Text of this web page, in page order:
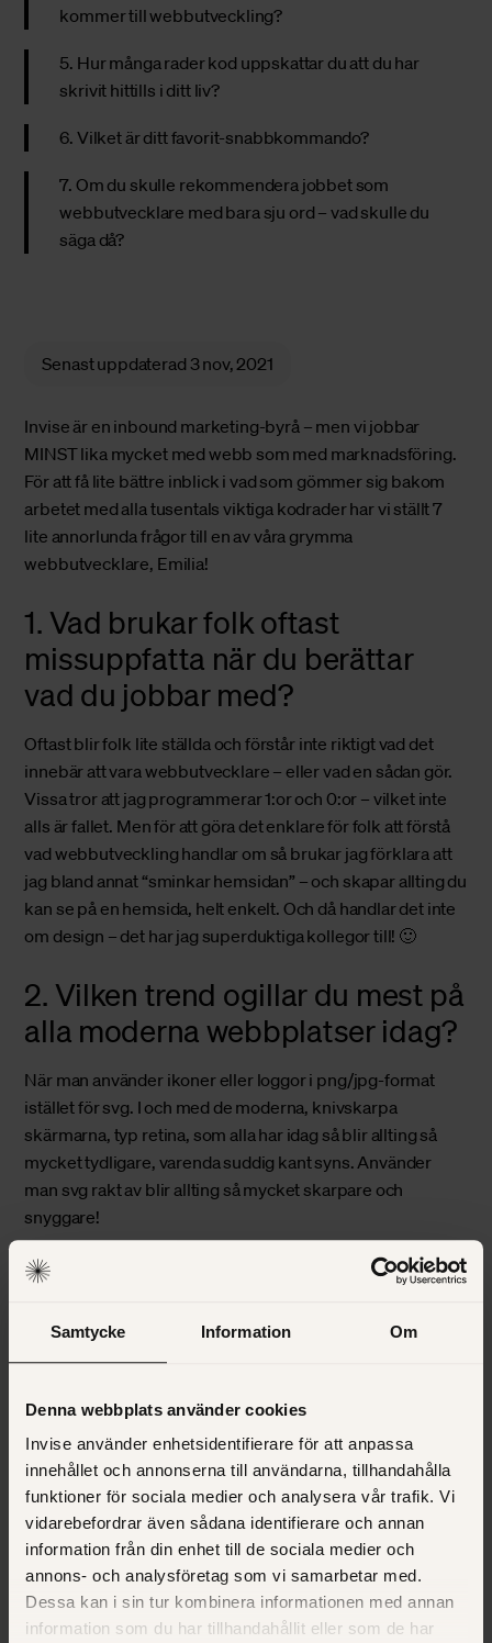
Samtycke Information Om
Denna webbplats använder cookies
Invise använder enhetsidentifierare för att anpassa
innehållet och annonserna till användarna, tillhandahålla
funktioner för sociala medier och analysera vår trafik. Vi
vidarebefordrar även sådana identifierare och annan
information från din enhet till de sociala medier och
annons- och analysföretag som vi samarbetar med.
Dessa kan i sin tur kombinera informationen med annan
information som du har tillhandahållit eller som de har
kommer till webbutveckling?
5. Hur många rader kod uppskattar du att du har
skrivit hittills i ditt liv?
6. Vilket är ditt favorit-snabbkommando?
7. Om du skulle rekommendera jobbet som
webbutvecklare med bara sju ord – vad skulle du
säga då?
Senast uppdaterad 3 nov, 2021
Invise är en inbound marketing-byrå – men vi jobbar
MINST lika mycket med webb som med marknadsföring.
För att få lite bättre inblick i vad som gömmer sig bakom
arbetet med alla tusentals viktiga kodrader har vi ställt 7
lite annorlunda frågor till en av våra grymma
webbutvecklare, Emilia!
1. Vad brukar folk oftast
missuppfatta när du berättar
vad du jobbar med?
Oftast blir folk lite ställda och förstår inte riktigt vad det
innebär att vara webbutvecklare – eller vad en sådan gör.
Vissa tror att jag programmerar 1:or och 0:or – vilket inte
alls är fallet. Men för att göra det enklare för folk att förstå
vad webbutveckling handlar om så brukar jag förklara att
jag bland annat “sminkar hemsidan” – och skapar allting du
kan se på en hemsida, helt enkelt. Och då handlar det inte
om design – det har jag superduktiga kollegor till! 🙂
2. Vilken trend ogillar du mest på
alla moderna webbplatser idag?
När man använder ikoner eller loggor i png/jpg-format
istället för svg. I och med de moderna, knivskarpa
skärmarna, typ retina, som alla har idag så blir allting så
mycket tydligare, varenda suddig kant syns. Använder
man svg rakt av blir allting så mycket skarpare och
snyggare!
3. Vilken är den allra vanligaste
Sidhuvud och sidfot, garanterat. Alla sajter har olika
sidfot. Så det går inte att komma undan!
4. Vad önskar du att ALLA kände
till när det kommer till
webbutveckling?
Att webben förändras oerhört fort. För att få en långvarig
hemsida så måste man underhålla den, vidareutveckla den